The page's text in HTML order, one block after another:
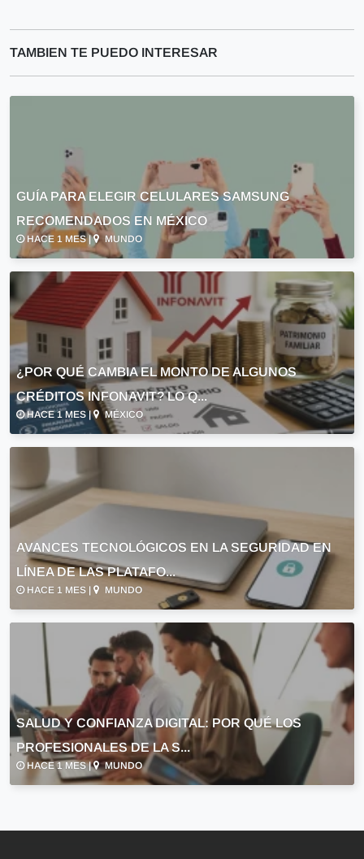
TAMBIEN TE PUEDO INTERESAR
GUÍA PARA ELEGIR CELULARES SAMSUNG
RECOMENDADOS EN MÉXICO
HACE 1 MES | MUNDO
¿POR QUÉ CAMBIA EL MONTO DE ALGUNOS
CRÉDITOS INFONAVIT? LO Q...
HACE 1 MES | MÉXICO
AVANCES TECNOLÓGICOS EN LA SEGURIDAD EN
LÍNEA DE LAS PLATAFO...
HACE 1 MES | MUNDO
SALUD Y CONFIANZA DIGITAL: POR QUÉ LOS
PROFESIONALES DE LA S...
HACE 1 MES | MUNDO